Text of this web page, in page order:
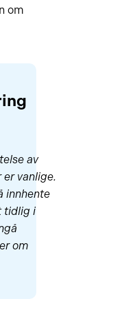
om
av
vanlige.
innhente
tidlig i
om